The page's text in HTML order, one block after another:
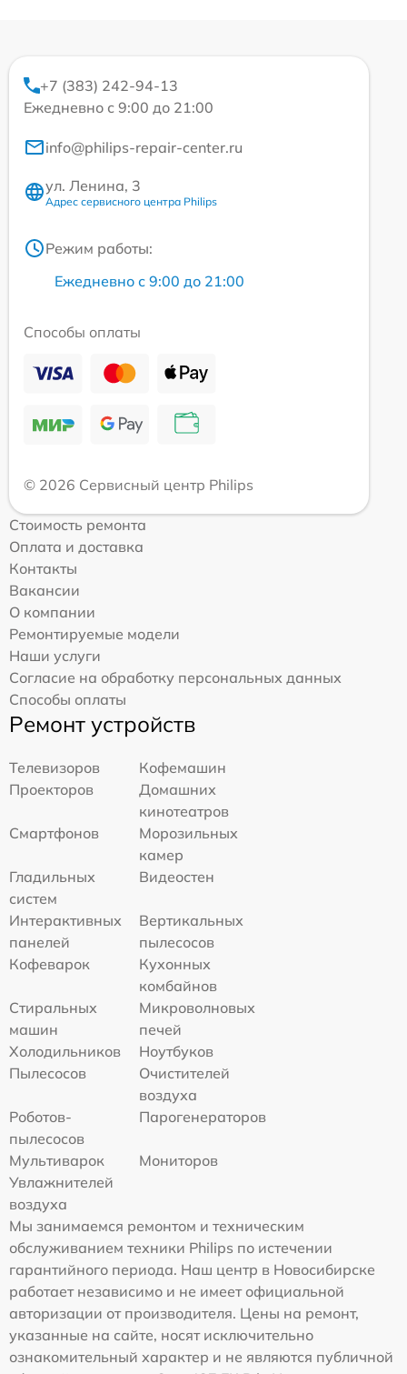
+7 (383) 242-94-13
Ежедневно с 9:00 до 21:00
info@philips-repair-center.ru
ул. Ленина, 3
Адрес сервисного центра Philips
Режим работы:
Ежедневно с 9:00 до 21:00
Способы оплаты
© 2026 Сервисный центр Philips
Стоимость ремонта
Оплата и доставка
Контакты
Вакансии
О компании
Ремонтируемые модели
Наши услуги
Согласие на обработку персональных данных
Способы оплаты
Ремонт устройств
Телевизоров
Кофемашин
Проекторов
Домашних
кинотеатров
Смартфонов
Морозильных
камер
Гладильных
систем
Видеостен
Интерактивных
панелей
Вертикальных
пылесосов
Кофеварок
Кухонных
комбайнов
Стиральных
машин
Микроволновых
печей
Холодильников
Ноутбуков
Пылесосов
Очистителей
воздуха
Роботов-
пылесосов
Парогенераторов
Мультиварок
Мониторов
Увлажнителей
воздуха
Мы занимаемся ремонтом и техническим
обслуживанием техники Philips по истечении
гарантийного периода. Наш центр в Новосибирске
работает независимо и не имеет официальной
авторизации от производителя. Цены на ремонт,
указанные на сайте, носят исключительно
ознакомительный характер и не являются публичной